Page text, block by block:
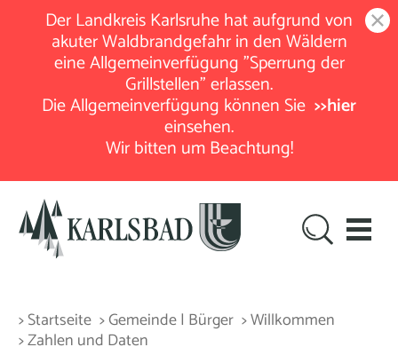
Der Landkreis Karlsruhe hat aufgrund von
akuter Waldbrandgefahr in den Wäldern
eine Allgemeinverfügung "Sperrung der
Grillstellen" erlassen.
Die Allgemeinverfügung können Sie >>hier
einsehen.
Wir bitten um Beachtung!
> Startseite > Gemeinde | Bürger > Willkommen
> Zahlen und Daten